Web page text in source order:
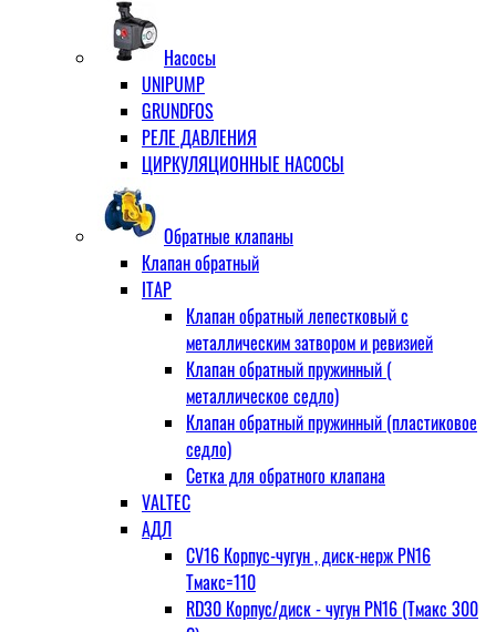
Насосы
UNIPUMP
GRUNDFOS
РЕЛЕ ДАВЛЕНИЯ
ЦИРКУЛЯЦИОННЫЕ НАСОСЫ
Обратные клапаны
Клапан обратный
ITAP
Клапан обратный лепестковый с
металлическим затвором и ревизией
Клапан обратный пружинный (
металлическое седло)
Клапан обратный пружинный (пластиковое
седло)
Сетка для обратного клапана
VALTEC
АДЛ
CV16 Корпус-чугун , диск-нерж PN16
Тмакс=110
RD30 Корпус/диск - чугун РN16 (Тмакс 300